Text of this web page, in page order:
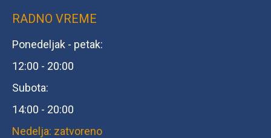
RADNO VREME
Ponedeljak - petak:
12:00 - 20:00
Subota:
14:00 - 20:00
Nedelja: zatvoreno